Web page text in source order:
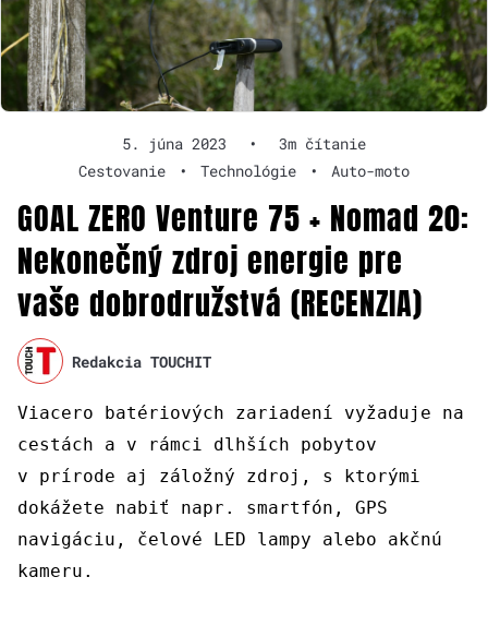
5. júna 2023 •
3m čítanie
Cestovanie
• Technológie • Auto-moto
GOAL ZERO Venture 75 + Nomad 20:
Nekonečný zdroj energie pre
vaše dobrodružstvá (RECENZIA)
Redakcia TOUCHIT
Viacero batériových zariadení vyžaduje na
cestách a v rámci dlhších pobytov
v prírode aj záložný zdroj, s ktorými
dokážete nabiť napr. smartfón, GPS
navigáciu, čelové LED lampy alebo akčnú
kameru.